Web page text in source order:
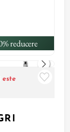
reducere
este